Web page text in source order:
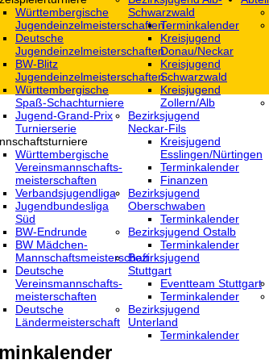
Württembergische
Jugendeinzelmeisterschaften
Deutsche
Jugendeinzelmeisterschaften
BW-Blitz
Jugendeinzelmeisterschaften
Württembergische
Spaß-Schachturniere
Jugend-Grand-Prix
Turnierserie
Württembergische
Vereinsmannschafts-
meisterschaften
Verbandsjugendliga
Jugendbundesliga
Süd
BW-Endrunde
BW Mädchen-
Mannschaftsmeisterschaft
Deutsche
Vereinsmannschafts-
meisterschaften
Deutsche
Ländermeisterschaft
Schwarzwald
Terminkalender
Kreisjugend
Donau/Neckar
Kreisjugend
Schwarzwald
Kreisjugend
Zollern/Alb
Bezirksjugend
Neckar-Fils
Kreisjugend
‎Esslingen/Nürtingen
Terminkalender
Finanzen
Bezirksjugend
Oberschwaben
Terminkalender
Bezirksjugend Ostalb
Terminkalender
Bezirksjugend
Stuttgart
‎Eventteam Stuttgart
Terminkalender
Bezirksjugend
Unterland
Terminkalender